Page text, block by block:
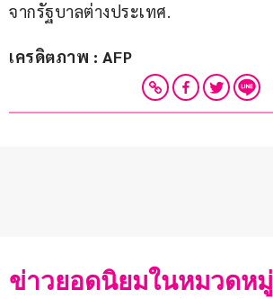
จากรัฐบาลต่างประเทศ.
เครดิตภาพ : AFP
ข่าวยอดนิยมในหมวดหมู่